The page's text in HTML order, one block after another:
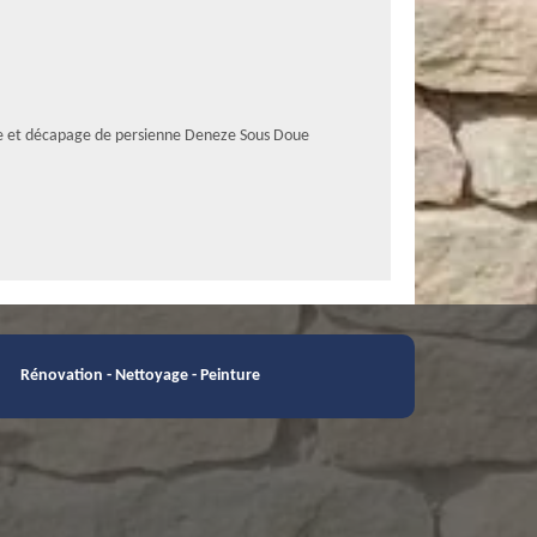
et décapage de persienne Deneze Sous Doue
Rénovation - Nettoyage - Peinture